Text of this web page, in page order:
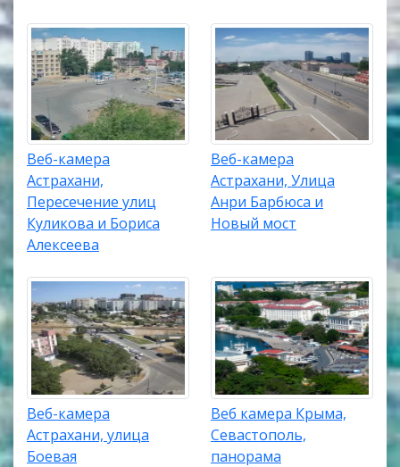
Веб-камера
Астрахани,
Пересечение улиц
Куликова и Бориса
Алексеева
Веб-камера
Астрахани, Улица
Анри Барбюса и
Новый мост
Веб-камера
Астрахани, улица
Боевая
Веб камера Крыма,
Севастополь,
панорама